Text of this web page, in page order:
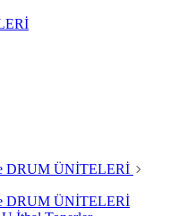
DRUM ÜNİTELERİ
DRUM ÜNİTELERİ